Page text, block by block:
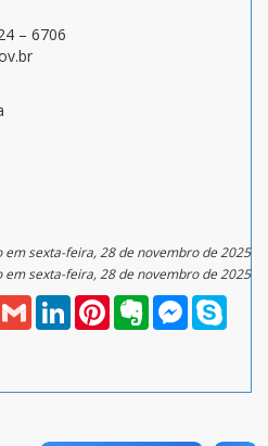
– 6706
em sexta-feira, 28 de novembro de 2025
em sexta-feira, 28 de novembro de 2025
Gmail LinkedInPinterestEvernoteMessenger